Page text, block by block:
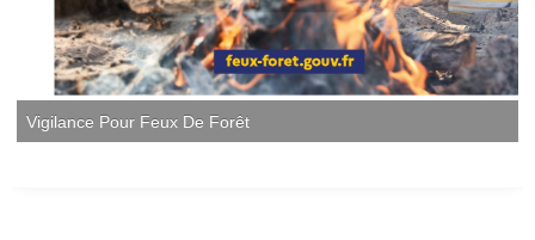
Vigilance Pour Feux De Forêt